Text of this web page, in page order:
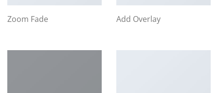
Zoom Fade Add Overlay